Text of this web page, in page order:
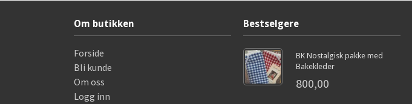
Om butikken
Forside
Bli kunde
Om oss
Logg inn
Bestselgere
BK Nostalgisk pakke med
Bakekleder
800,00